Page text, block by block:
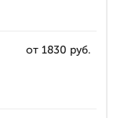
от 1830 руб.